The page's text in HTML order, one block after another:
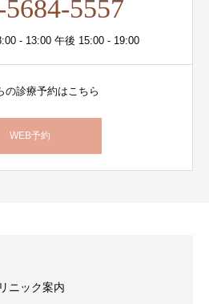
5684-5557
- 13:00 午後 15:00 - 19:00
の診療予約はこちら
WEB予約
ニック案内